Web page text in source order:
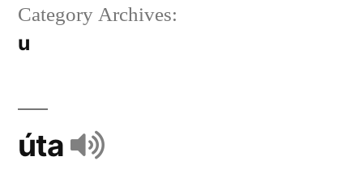
Category Archives:
u
úta